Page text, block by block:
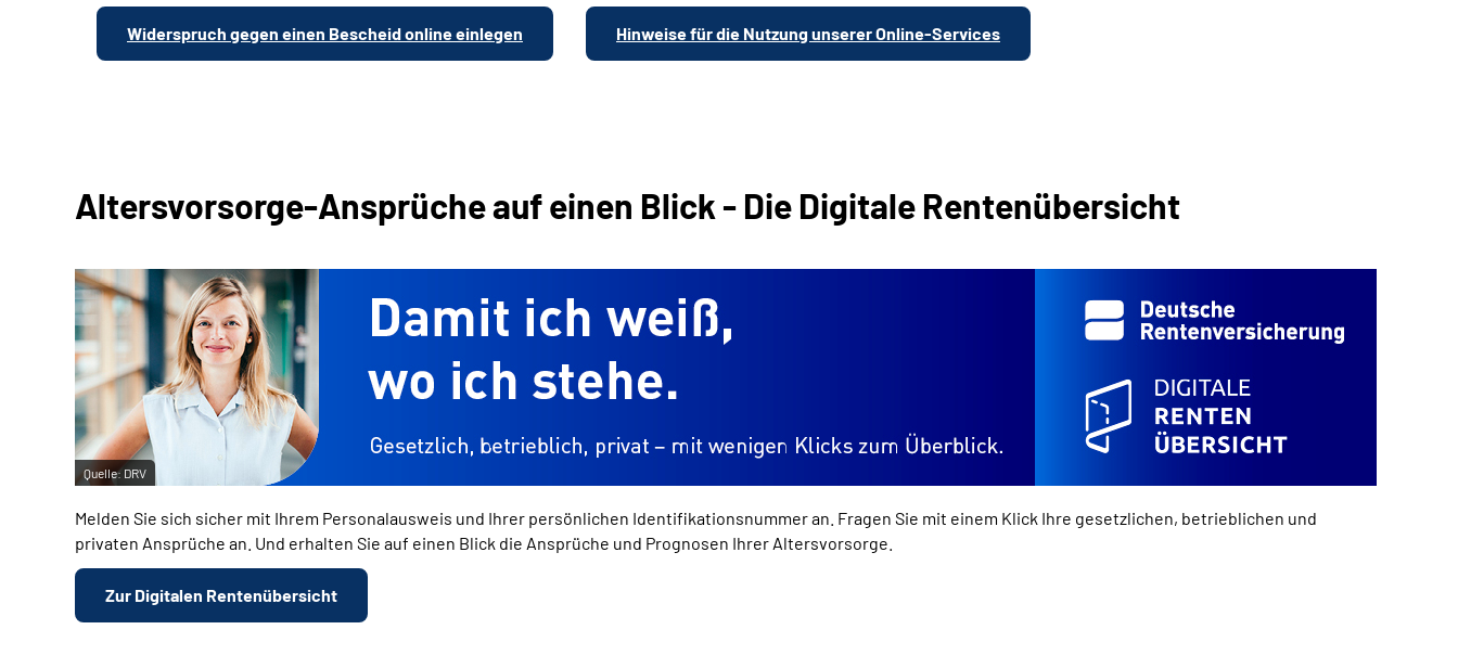
Widerspruch gegen einen Bescheid online einlegen Hinweise für die Nutzung unserer Online-Services
Altersvorsorge-Ansprüche auf einen Blick - Die Digitale Rentenübersicht
Quelle: DRV
Melden Sie sich sicher mit Ihrem Personalausweis und Ihrer persönlichen Identifikationsnummer an. Fragen Sie mit einem Klick Ihre gesetzlichen, betrieblichen und
privaten Ansprüche an. Und erhalten Sie auf einen Blick die Ansprüche und Prognosen Ihrer Altersvorsorge.
Zur Digitalen Rentenübersicht